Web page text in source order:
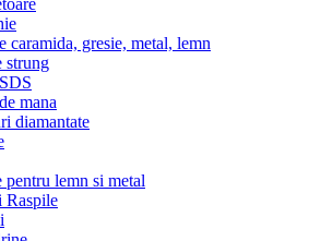
caramida, gresie, metal, lemn
strung
mana
diamantate
pentru lemn si metal
Raspile